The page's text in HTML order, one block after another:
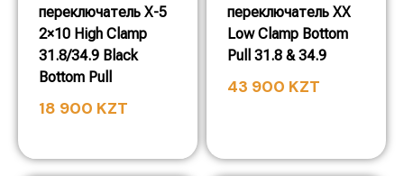
переключатель X-5
2×10 High Clamp
31.8/34.9 Black
Bottom Pull
18 900 KZT
переключатель XX
Low Clamp Bottom
Pull 31.8 & 34.9
43 900 KZT